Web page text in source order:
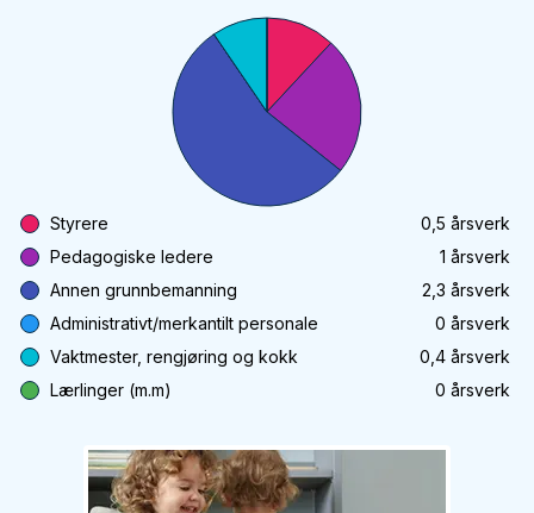
Styrere 0,5 årsverk
Pedagogiske ledere
1 årsverk
Annen grunnbemanning
2,3 årsverk
Administrativt/merkantilt personale
0 årsverk
Vaktmester, rengjøring og kokk
0,4 årsverk
Lærlinger (m.m)
0 årsverk